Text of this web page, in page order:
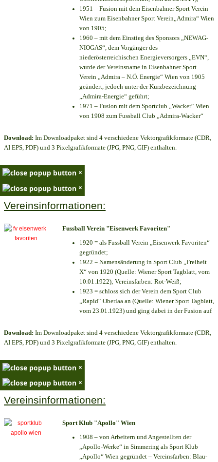
1951 – Fusion mit dem Eisenbahner Sport Verein
Wien zum Eisenbahner Sport Verein„Admira“ Wien
von 1905;
1960 – mit dem Einstieg des Sponsors „NEWAG-
NIOGAS“, dem Vorgänger des
niederösterreichischen Energieversorgers „EVN“,
wurde der Vereinsname in Eisenbahner Sport
Verein „Admira – N.Ö. Energie“ Wien von 1905
geändert, jedoch unter der Kurzbezeichnung
„Admira-Energie“ geführt;
1971 – Fusion mit dem Sportclub „Wacker“ Wien
von 1908 zum Fussball Club „Admira-Wacker“
Download: Im Downloadpaket sind 4 verschiedene Vektorgrafikformate (CDR,
AI EPS, PDF) und 3 Pixelgrafikformate (JPG, PNG, GIF) enthalten.
×
×
Vereinsinformationen:
Fussball Verein "Eisenwerk Favoriten"
1920 = als Fussball Verein „Eisenwerk Favoriten“
gegründet;
1922 = Namensänderung in Sport Club „Freiheit
X“ von 1920 (Quelle: Wiener Sport Tagblatt, vom
10.01.1922); Vereinsfarben: Rot-Weiß;
1923 = schloss sich der Verein dem Sport Club
„Rapid“ Oberlaa an (Quelle: Wiener Sport Tagblatt,
vom 23.01.1923) und ging dabei in der Fusion auf
Download: Im Downloadpaket sind 4 verschiedene Vektorgrafikformate (CDR,
AI EPS, PDF) und 3 Pixelgrafikformate (JPG, PNG, GIF) enthalten.
×
×
Vereinsinformationen:
Sport Klub "Apollo" Wien
1908 – von Arbeitern und Angestellten der
„Apollo-Werke“ in Simmering als Sport Klub
„Apollo“ Wien gegründet – Vereinsfarben: Blau-